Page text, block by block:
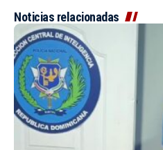
Noticias relacionadas